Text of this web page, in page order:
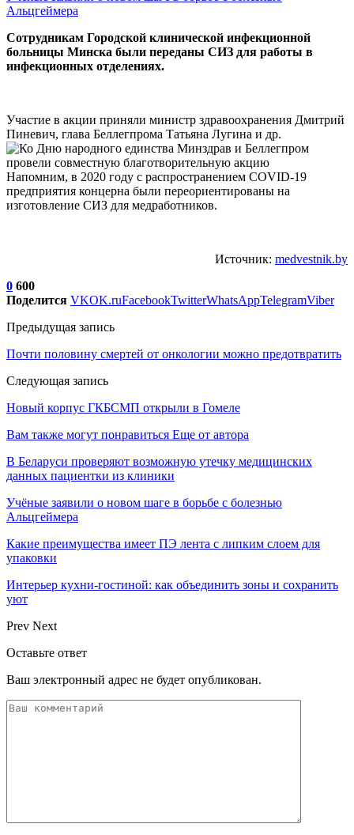
Альцгеймера
Сотрудникам Городской клинической инфекционной
больницы Минска были переданы СИЗ для работы в
инфекционных отделениях.
Участие в акции приняли министр здравоохранения Дмитрий
Пиневич, глава Беллегпрома Татьяна Лугина и др.
Напомним, в 2020 году с распространением COVID-19
предприятия концерна были переориентированы на
изготовление СИЗ для медработников.
Источник: medvestnik.by
0 600
Поделится VKOK.ruFacebookTwitterWhatsAppTelegramViber
Предыдущая запись
Почти половину смертей от онкологии можно предотвратить
Следующая запись
Новый корпус ГКБСМП открыли в Гомеле
Вам также могут понравиться Еще от автора
В Беларуси проверяют возможную утечку медицинских
данных пациентки из клиники
Учёные заявили о новом шаге в борьбе с болезнью
Альцгеймера
Какие преимущества имеет ПЭ лента с липким слоем для
упаковки
Интерьер кухни-гостиной: как объединить зоны и сохранить
уют
Prev Next
Оставьте ответ
Ваш электронный адрес не будет опубликован.